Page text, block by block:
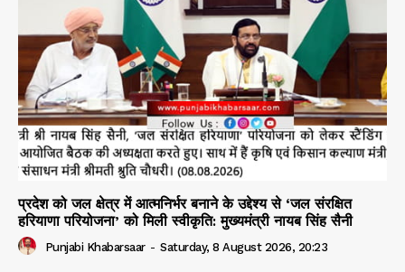
प्रदेश को जल क्षेत्र में आत्मनिर्भर बनाने के उद्देश्य से ‘जल संरक्षित
हरियाणा परियोजना’ को मिली स्वीकृति: मुख्यमंत्री नायब सिंह सैनी
Punjabi Khabarsaar - Saturday, 8 August 2026, 20:23